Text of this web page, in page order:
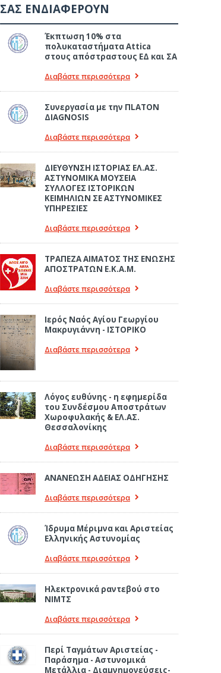
ΣΑΣ ΕΝΔΙΑΦΕΡΟΥΝ
Έκπτωση 10% στα
πολυκαταστήματα Attica
στους απόστραστους ΕΔ και ΣΑ
Διαβάστε περισσότερα
Συνεργασία με την ΠLATON
ΔIAGNOSIS
Διαβάστε περισσότερα
ΔΙΕΥΘΥΝΣΗ ΙΣΤΟΡΙΑΣ ΕΛ.ΑΣ.
ΑΣΤΥΝΟΜΙΚΑ ΜΟΥΣΕΙΑ
ΣΥΛΛΟΓΕΣ ΙΣΤΟΡΙΚΩΝ
ΚΕΙΜΗΛΙΩΝ ΣΕ ΑΣΤΥΝΟΜΙΚΕΣ
ΥΠΗΡΕΣΙΕΣ
Διαβάστε περισσότερα
ΤΡΑΠΕΖΑ ΑΙΜΑΤΟΣ ΤΗΣ ΕΝΩΣΗΣ
ΑΠΟΣΤΡΑΤΩΝ Ε.Κ.Α.Μ.
Διαβάστε περισσότερα
Ιερός Ναός Αγίου Γεωργίου
Μακρυγιάννη - ΙΣΤΟΡΙΚΟ
Διαβάστε περισσότερα
Λόγος ευθύνης - η εφημερίδα
του Συνδέσμου Αποστράτων
Χωροφυλακής & ΕΛ.ΑΣ.
Θεσσαλονίκης
Διαβάστε περισσότερα
ΑΝΑΝΕΩΣΗ ΑΔΕΙΑΣ ΟΔΗΓΗΣΗΣ
Διαβάστε περισσότερα
Ίδρυμα Μέριμνα και Αριστείας
Ελληνικής Αστυνομίας
Διαβάστε περισσότερα
Ηλεκτρονικά ραντεβού στο
ΝΙΜΤΣ
Διαβάστε περισσότερα
Περί Ταγμάτων Αριστείας -
Παράσημα - Αστυνομικά
Μετάλλια - Διαμνημονεύσεις-